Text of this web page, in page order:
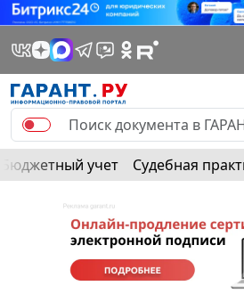
Бюджетный учет Судебная